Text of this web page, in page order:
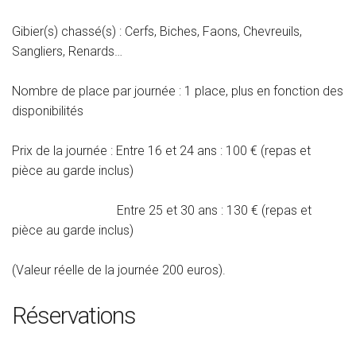
Gibier(s) chassé(s) : Cerfs, Biches, Faons, Chevreuils,
Sangliers, Renards…
Nombre de place par journée : 1 place, plus en fonction des
disponibilités
Prix de la journée : Entre 16 et 24 ans : 100 € (repas et
pièce au garde inclus)
Entre 25 et 30 ans : 130 € (repas et
pièce au garde inclus)
(Valeur réelle de la journée 200 euros).
Réservations